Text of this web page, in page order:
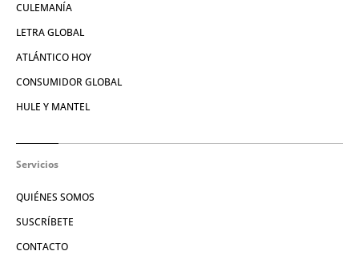
CULEMANÍA
LETRA GLOBAL
ATLÁNTICO HOY
CONSUMIDOR GLOBAL
HULE Y MANTEL
Servicios
QUIÉNES SOMOS
SUSCRÍBETE
CONTACTO